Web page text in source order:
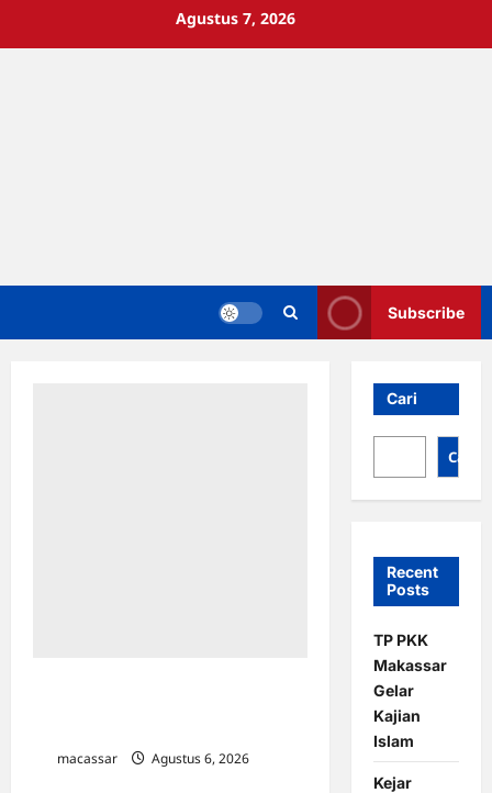
Agustus 7, 2026
Subscribe
macassar
Agustus 6, 2026
Cari
Cari
Recent
Posts
TP PKK
Makassar
Gelar
Kajian
Islam
Kejar